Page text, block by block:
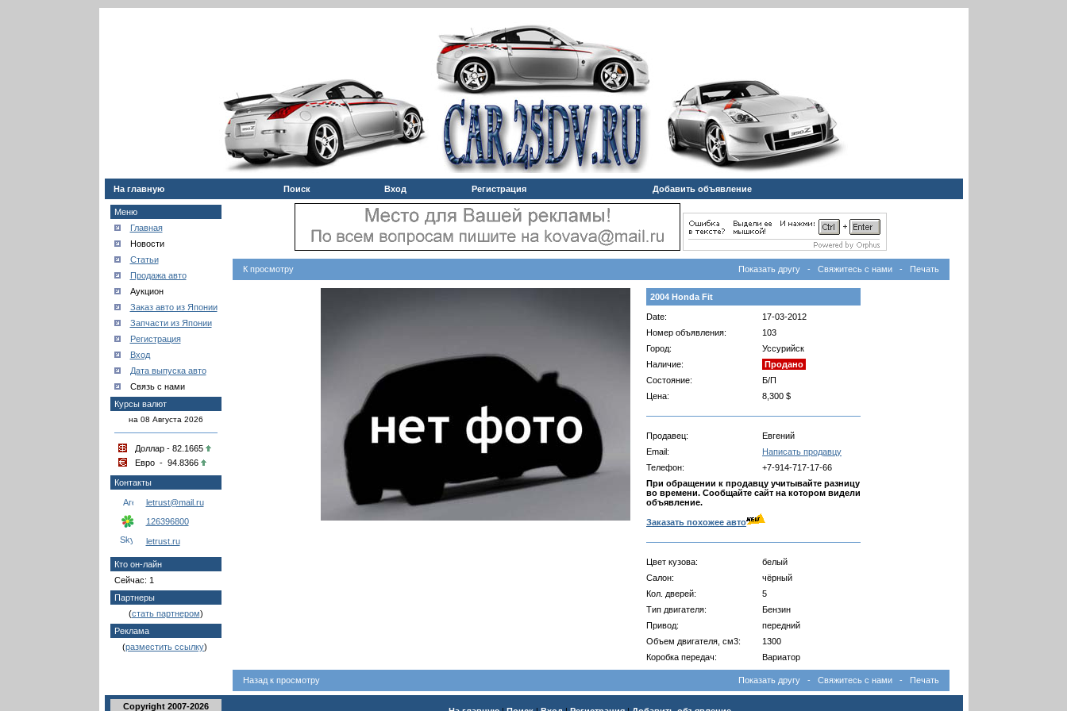
На главную Поиск Вход Регистрация Добавить объявление
Меню
Главная
Новости
Статьи
Продажа авто
Аукцион
Заказ авто из Японии
Запчасти из Японии
Регистрация
Вход
Дата выпуска авто
Связь с нами
Курсы валют
на 08 Августа 2026
Доллар - 82.1665
Евро - 94.8366
Контакты
letrust@mail.ru
126396800
letrust.ru
Кто он-лайн
Сейчас: 1
Партнеры
(стать партнером)
Реклама
(разместить ссылку)
К просмотру Показать другу - Свяжитесь с нами - Печать
2004 Honda Fit
Date:
17-03-2012
Номер объявления:
103
Город:
Уссурийск
Наличие:
Продано
Состояние:
Б/П
Цена:
8,300 $
Продавец:
Евгений
Email:
Написать продавцу
Телефон:
+7-914-717-17-66
При обращении к продавцу учитывайте разницу
во времени. Сообщайте сайт на котором видели
объявление.
Заказать похожее авто
Цвет кузова:
белый
Салон:
чёрный
Кол. дверей:
5
Тип двигателя:
Бензин
Привод:
передний
Объем двигателя, см3:
1300
Коробка передач:
Вариатор
Назад к просмотру Показать другу - Свяжитесь с нами - Печать
Copyright 2007-2026